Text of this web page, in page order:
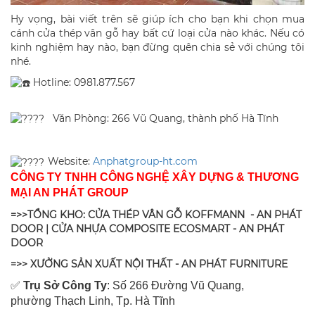
Hy vọng, bài viết trên sẽ giúp ích cho bạn khi chọn mua
cánh cửa thép vân gỗ hay bất cứ loại cửa nào khác. Nếu có
kinh nghiệm hay nào, bạn đừng quên chia sẻ với chúng tôi
nhé.
Hotline: 0981.877.567
Văn Phòng: 266 Vũ Quang, thành phố Hà Tĩnh
​ Website: Anphatgroup-ht.com
CÔNG TY TNHH CÔNG NGHỆ XÂY DỰNG & THƯƠNG
MẠI AN PHÁT GROUP
=>>TỔNG KHO: CỬA THÉP VÂN GỖ KOFFMANN - AN PHÁT
DOOR | CỬA NHỰA COMPOSITE ECOSMART - AN PHÁT
DOOR
=>> XƯỞNG SẢN XUẤT NỘI THẤT - AN PHÁT FURNITURE
✅ Trụ Sở Công Ty: Số 266 Đường Vũ Quang,
phường Thạch Linh, Tp. Hà Tĩnh